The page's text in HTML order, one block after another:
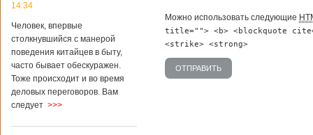
14:34
Человек, впервые
столкнувшийся с манерой
поведения китайцев в быту,
часто бывает обескуражен.
Тоже происходит и во время
деловых переговоров. Вам
следует >>>
Можно использовать следующие
title=""> <b> <blockquote
<strike> <strong>